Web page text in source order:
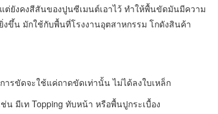
ยังคงสีสันของปูนซีเมนต์เอาไว้ ทำให้พื้นขัดมันมีความ
ขึ้น มักใช้กับพื้นที่โรงงานอุตสาหกรรม โกดังสินค้า
รขัดจะใช้แค่ถาดขัดเท่านั้น ไม่ได้ลงใบเหล็ก
มีเท Topping ทับหน้า หรือพื้นปูกระเบื้อง